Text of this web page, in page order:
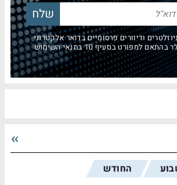
ודיוורים פרסומיים בדואר אלקטרוני
למפורט בסעיף 10 בתנאי השימוש
החודש